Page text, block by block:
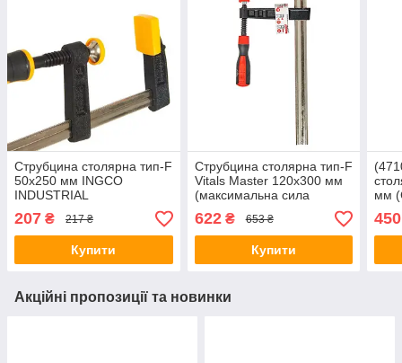
Струбцина столярна тип-F
50х250 мм INGCO
INDUSTRIAL
207 ₴ 217 ₴
Купити
Струбцина столярна тип-F
Vitals Master 120х300 мм
(максимальна сила
стиснення – 450 кг)
622₴ 653 ₴
Купити
мм
450
Акційні пропозиції та новинки